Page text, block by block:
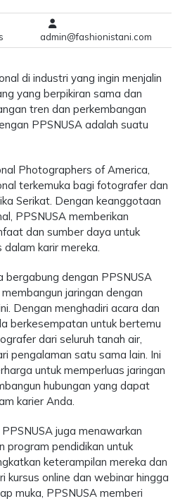
admin@fashionistani.com
di industri yang ingin menjalin
yang berpikiran sama dan
tren dan perkembangan
PPSNUSA adalah suatu
Photographers of America,
terkemuka bagi fotografer dan
Serikat. Dengan keanggotaan
PPSNUSA memberikan
dan sumber daya untuk
karir mereka.
dengan PPSNUSA
jaringan dengan
Dengan menghadiri acara dan
berkesempatan untuk bertemu
dari seluruh tanah air,
pengalaman satu sama lain. Ini
untuk memperluas jaringan
hubungan yang dapat
karier Anda.
juga menawarkan
program pendidikan untuk
keterampilan mereka dan
kursus online dan webinar hingga
muka, PPSNUSA memberi